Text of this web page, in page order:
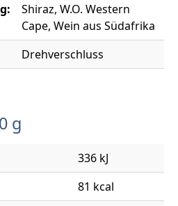
Shiraz, W.O. Western
Cape, Wein aus Südafrika
Drehverschluss
g
336 kJ
81 kcal